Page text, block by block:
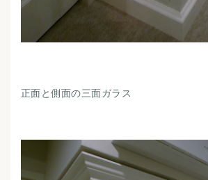
正面と側面の三面ガラス